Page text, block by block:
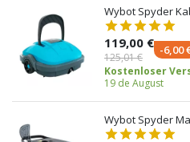
Wybot Spyder
119,00 €
125,01 €
-6,00
Kostenloser
19 de August
Wybot Spyder